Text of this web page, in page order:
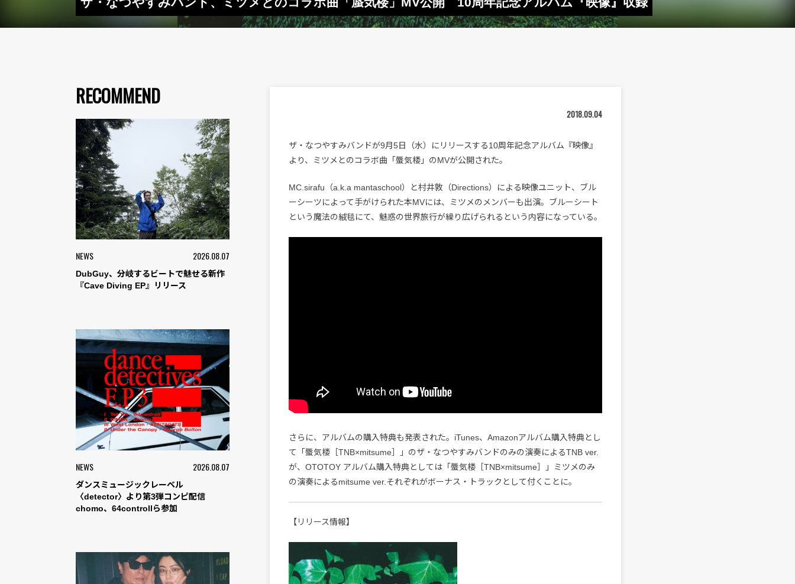
RECOMMEND
NEWS 2026.08.07
DubGuy、分岐するビートで魅せる新作
『Cave Diving EP』リリース
NEWS 2026.08.07
ダンスミュージックレーベル
〈detector〉より第3弾コンピ配信
chomo、64controllら参加
2018.09.04
ザ・なつやすみバンドが9月5日（水）にリリースする10周年記念アルバム『映像』
より、ミツメとのコラボ曲「蜃気楼」のMVが公開された。
MC.sirafu（a.k.a mantaschool）と村井敦（Directions）による映像ユニット、ブル
ーシーツによって手がけられた本MVには、ミツメのメンバーも出演。ブルーシート
という魔法の絨毯にて、魅惑の世界旅行が繰り広げられるという内容になっている。
さらに、アルバムの購入特典も発表された。iTunes、Amazonアルバム購入特典とし
て「蜃気楼［TNB×mitsume］」のザ・なつやすみバンドのみの演奏によるTNB ver.
が、OTOTOY アルバム購入特典としては「蜃気楼［TNB×mitsume］」ミツメのみ
の演奏によるmitsume ver.それぞれがボーナス・トラックとして付くことに。
【リリース情報】